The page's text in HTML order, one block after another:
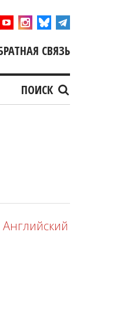
СВЯЗЬ
ПОИСК
Английский